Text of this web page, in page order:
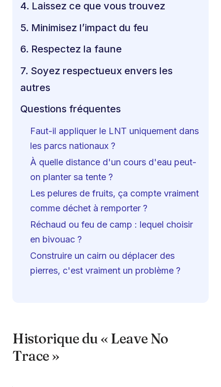
4. Laissez ce que vous trouvez
5. Minimisez l’impact du feu
6. Respectez la faune
7. Soyez respectueux envers les
autres
Questions fréquentes
Faut-il appliquer le LNT uniquement dans
les parcs nationaux ?
À quelle distance d'un cours d'eau peut-
on planter sa tente ?
Les pelures de fruits, ça compte vraiment
comme déchet à remporter ?
Réchaud ou feu de camp : lequel choisir
en bivouac ?
Construire un cairn ou déplacer des
pierres, c'est vraiment un problème ?
Historique du « Leave No
Trace »